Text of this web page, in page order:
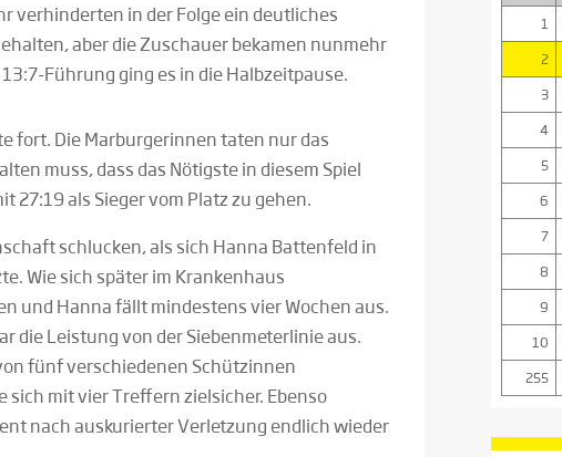
verhinderten in der Folge ein deutliches
aber die Zuschauer bekamen nunmehr
Führung ging es in die Halbzeitpause.
fort. Die Marburgerinnen taten nur das
muss, dass das Nötigste in diesem Spiel
27:19 als Sieger vom Platz zu gehen.
schlucken, als sich Hanna Battenfeld in
Wie sich später im Krankenhaus
und Hanna fällt mindestens vier Wochen aus.
die Leistung von der Siebenmeterlinie aus.
fünf verschiedenen Schützinnen
sich mit vier Treffern zielsicher. Ebenso
nach auskurierter Verletzung endlich wieder
1
2
3
4
5
6
7
8
9
10
255